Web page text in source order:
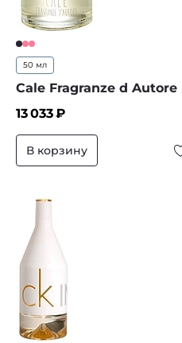
50 мл
Cale Fragranze d Autore
13 033₽
В корзину